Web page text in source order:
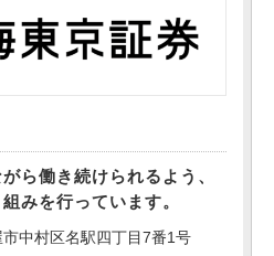
ら働き続けられるよう、
みを行っています。
中村区名駅四丁目7番1号